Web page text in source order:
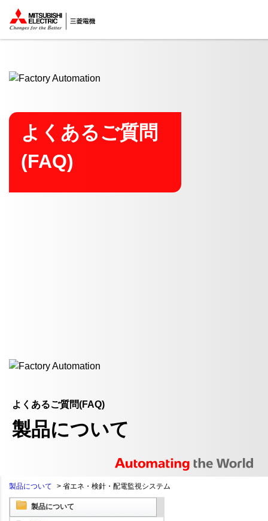
ここから本文
よくあるご質問
(FAQ)
よくあるご質問(FAQ)
製品について
製品について > 省エネ・検針・配電監視システム
製品について